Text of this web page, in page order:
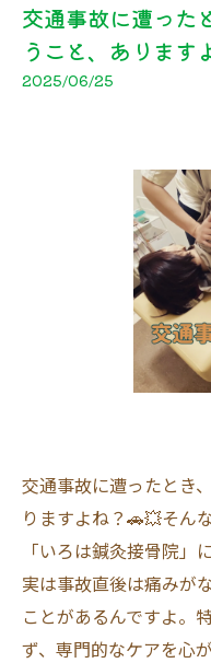
交通事故に遭った
うこと、あります
2025/06/25
交通事故に遭ったとき
りますよね？🚗💥そん
「いろは鍼灸接骨院」
実は事故直後は痛みが
ことがあるんですよ。
ず、専門的なケアを心